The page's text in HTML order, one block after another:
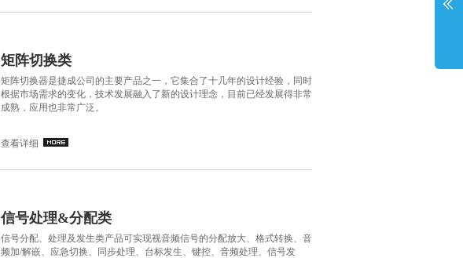
矩阵切换类
矩阵切换器是捷成公司的主要产品之一，它集合了十几年的设计经验，同时
根据市场需求的变化，技术发展融入了新的设计理念，目前已经发展得非常
成熟，应用也非常广泛。
查看详细
信号处理&分配类
信号分配、处理及发生类产品可实现视音频信号的分配放大、格式转换、音
频加/解嵌、应急切换、同步处理、台标发生、键控、音频处理、信号发